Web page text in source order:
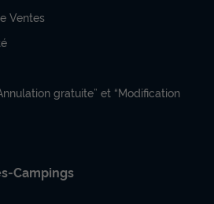
Ventes
gratuite” et “Modification
Campings